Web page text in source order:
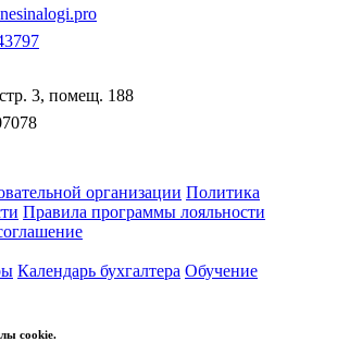
3, помещ. 188
организации Политика
Правила программы лояльности
Календарь бухгалтера Обучение
cookie.